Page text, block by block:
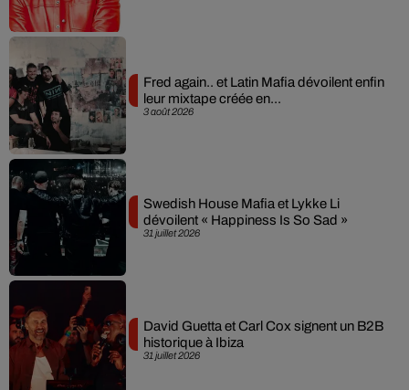
3 août 2026
Fred again.. et Latin Mafia dévoilent enfin
leur mixtape créée en...
31 juillet 2026
Swedish House Mafia et Lykke Li
dévoilent « Happiness Is So Sad »
31 juillet 2026
David Guetta et Carl Cox signent un B2B
historique à Ibiza